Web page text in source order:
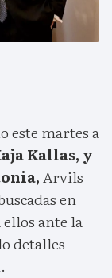
este martes a
Kallas, y
Arvils
en
ante la
detalles